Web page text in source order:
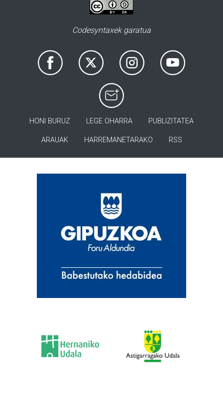
Codesyntaxek garatua
HONI BURUZ LEGE OHARRA PUBLIZITATEA
ARAUAK HARREMANETARAKO RSS